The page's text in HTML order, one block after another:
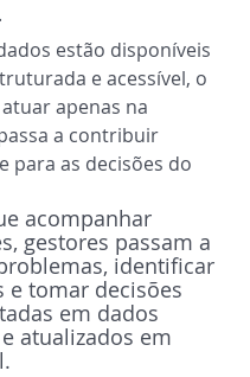
estão disponíveis
e acessível, o
apenas na
a contribuir
para as decisões do
acompanhar
gestores passam a
identificar
e tomar decisões
em dados
atualizados em